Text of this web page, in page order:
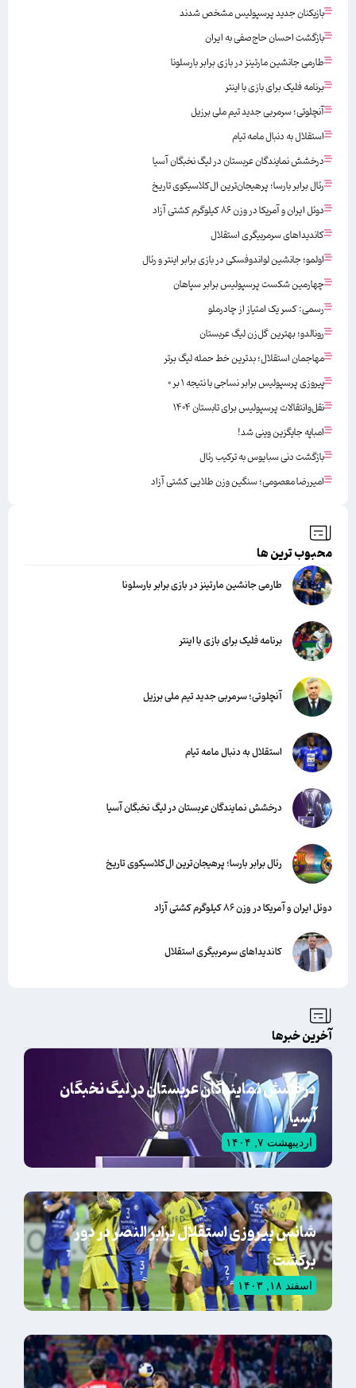
بازیکنان جدید پرسپولیس مشخص شدند
بازگشت احسان حاج‌صفی به ایران
طارمی جانشین مارتینز در بازی برابر بارسلونا
برنامه فلیک برای بازی با اینتر
آنچلوتی؛ سرمربی جدید تیم ملی برزیل
استقلال به دنبال مامه تیام
درخشش نمایندگان عربستان در لیگ نخبگان آسیا
رئال برابر بارسا؛ پرهیجان‌‌ترین ال‌کلاسیکوی تاریخ
دوئل ایران و آمریکا در وزن ۸۶ کیلوگرم کشتی آزاد
کاندیداهای سرمربیگری استقلال
اولمو؛ جانشین لواندوفسکی در بازی برابر اینتر و رئال
چهارمین شکست پرسپولیس برابر سپاهان
رسمی: کسر یک امتیاز از چادرملو
رونالدو؛ بهترین گل‌زن لیگ عربستان
مهاجمان استقلال؛ بدترین خط حمله لیگ برتر
پیروزی پرسپولیس برابر نساجی با نتیجه ۱ بر ۰
نقل‌وانتقالات پرسپولیس برای تابستان ۱۴۰۴
امباپه جایگزین وینی شد!
بازگشت دنی سبایوس به ترکیب رئال
امیررضا معصومی؛ سنگین وزن طلایی کشتی آزاد
محبوب ترین ها
طارمی جانشین مارتینز در بازی برابر بارسلونا
برنامه فلیک برای بازی با اینتر
آنچلوتی؛ سرمربی جدید تیم ملی برزیل
استقلال به دنبال مامه تیام
درخشش نمایندگان عربستان در لیگ نخبگان آسیا
رئال برابر بارسا؛ پرهیجان‌‌ترین ال‌کلاسیکوی تاریخ
دوئل ایران و آمریکا در وزن ۸۶ کیلوگرم کشتی آزاد
کاندیداهای سرمربیگری استقلال
آخرین خبرها
درخشش نمایندگان عربستان در لیگ نخبگان
آسیا
اردیبهشت ۷, ۱۴۰۴
شانس پیروزی استقلال برابر النصر در دور
برگشت
اسفند ۱۸, ۱۴۰۳